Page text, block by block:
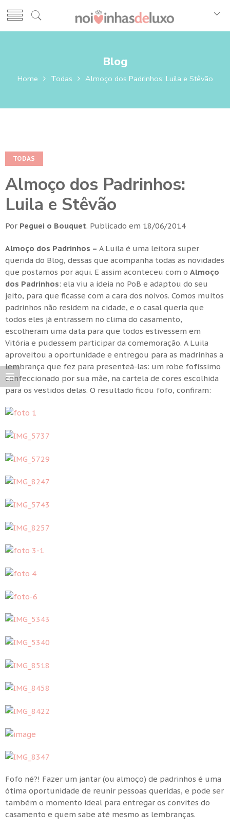
Blog
Home Todas Almoço dos Padrinhos: Luila e Stêvão
TODAS
Almoço dos Padrinhos:
Luila e Stêvão
Por Peguei o Bouquet. Publicado em 18/06/2014
Almoço dos Padrinhos – A Luila é uma leitora super
querida do Blog, dessas que acompanha todas as novidades
que postamos por aqui. E assim aconteceu com o Almoço
dos Padrinhos: ela viu a ideia no PoB e adaptou do seu
jeito, para que ficasse com a cara dos noivos. Comos muitos
padrinhos não residem na cidade, e o casal queria que
todos eles já entrassem no clima do casamento,
escolheram uma data para que todos estivessem em
Vitória e pudessem participar da comemoração. A Luila
aproveitou a oportunidade e entregou para as madrinhas a
lembrança que fez para presenteá-las: um robe fofíssimo
confeccionado por sua mãe, na cartela de cores escolhida
para os vestidos delas. O resultado ficou fofo, confiram:
Fofo né?! Fazer um jantar (ou almoço) de padrinhos é uma
ótima oportunidade de reunir pessoas queridas, e pode ser
também o momento ideal para entregar os convites do
casamento e quem sabe até mesmo as lembranças.